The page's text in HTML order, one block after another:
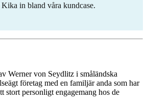
in bland våra kundcase.
Werner von Seydlitz i småländska
företag med en familjär anda som har
stort personligt engagemang hos de